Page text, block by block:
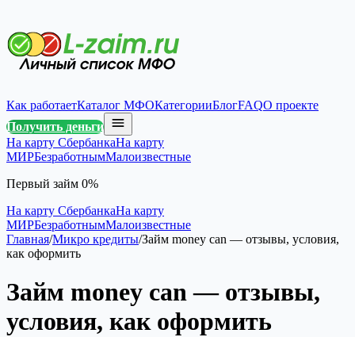
Как работаетКаталог МФОКатегорииБлогFAQО проекте
Получить деньги
На карту СбербанкаНа карту
МИРБезработнымМалоизвестные
Первый займ 0%
На карту СбербанкаНа карту
МИРБезработнымМалоизвестные
Главная/Микро кредиты/Займ money can — отзывы, условия,
как оформить
Займ money can — отзывы,
условия, как оформить